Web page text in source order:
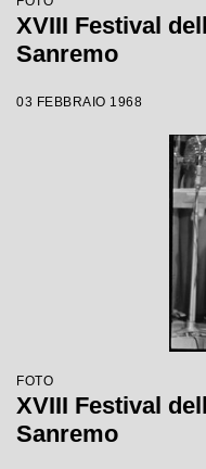
XVIII Festival
Sanremo
03 FEBBRAIO 1968
FOTO
XVIII Festival
Sanremo